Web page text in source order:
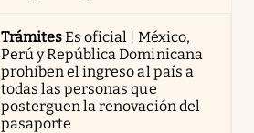
TrámitesEs oficial | México,
Perú y República Dominicana
prohíben el ingreso al país a
todas las personas que
posterguen la renovación del
pasaporte